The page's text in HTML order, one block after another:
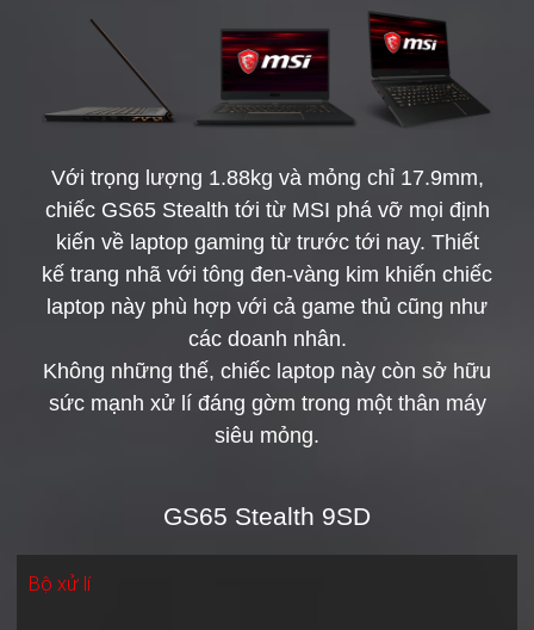
Với trọng lượng 1.88kg và mỏng chỉ 17.9mm,
chiếc GS65 Stealth tới từ MSI phá vỡ mọi định
kiến về laptop gaming từ trước tới nay. Thiết
kế trang nhã với tông đen-vàng kim khiến chiếc
laptop này phù hợp với cả game thủ cũng như
các doanh nhân.
Không những thế, chiếc laptop này còn sở hữu
sức mạnh xử lí đáng gờm trong một thân máy
siêu mỏng.
GS65 Stealth 9SD
Bộ xử lí